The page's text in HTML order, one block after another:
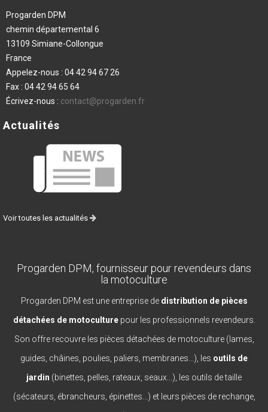
Progarden DPM
chemin départemental 6
13109 Simiane-Collongue
France
Appelez-nous : 04 42 94 67 26
Fax : 04 42 94 65 64
Écrivez-nous : contact@progarden.fr
Actualités
Voir toutes les actualités
Progarden DPM, fournisseur pour revendeurs dans
la motoculture
Progarden DPM est une entreprise de distribution de pièces
détachées de motoculturepour les professionnels revendeurs.
Son offre recouvre les pièces détachées de motoculture (lames,
guides, châines, poulies, paliers, membranes...), les outils de
jardin (binettes, pelles, rateaux, seaux...), les outils de taille
(sécateurs, ébrancheurs, épinettes...) et leurs pièces de rechange,